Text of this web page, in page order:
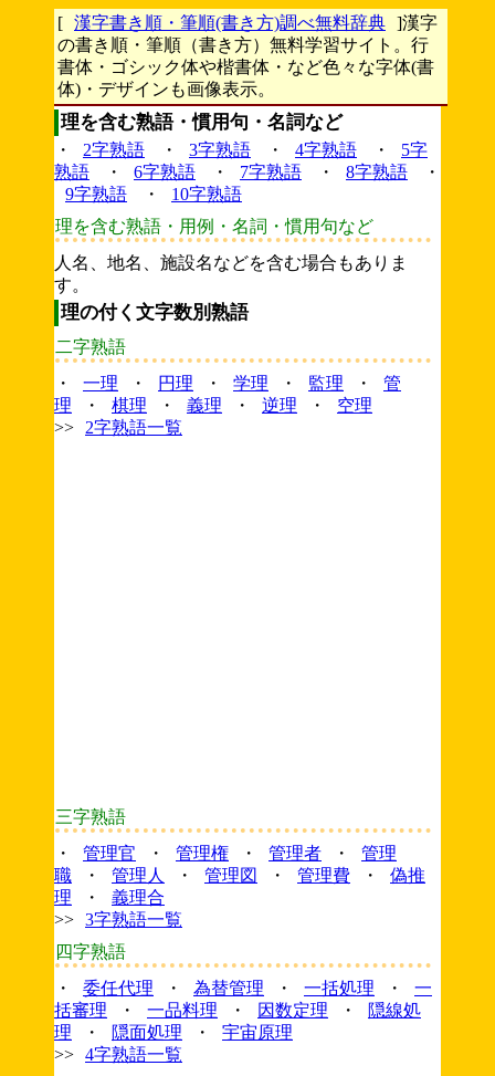
[ 漢字書き順・筆順(書き方)調べ無料辞典 ]漢字
の書き順・筆順（書き方）無料学習サイト。行
書体・ゴシック体や楷書体・など色々な字体(書
体)・デザインも画像表示。
理を含む熟語・慣用句・名詞など
・ 2字熟語 ・ 3字熟語 ・ 4字熟語 ・
5字
熟語
・ 6字熟語 ・ 7字熟語 ・ 8字熟語
・
9字熟語
・
10字熟語
理を含む熟語・用例・名詞・慣用句など
人名、地名、施設名などを含む場合もありま
す。
理の付く文字数別熟語
二字熟語
・
一理 ・ 円理 ・ 学理 ・ 監理 ・
管
理
・ 棋理 ・ 義理 ・ 逆理 ・
空理
>>
2字熟語一覧
三字熟語
・
管理官 ・ 管理権 ・ 管理者 ・
管理
職
・ 管理人 ・ 管理図 ・ 管理費 ・
偽推
理
・
義理合
>> 3字熟語一覧
四字熟語
・
委任代理 ・ 為替管理 ・ 一括処理 ・
一
括審理
・ 一品料理 ・ 因数定理 ・
隠線処
理
・ 隠面処理 ・
宇宙原理
>> 4字熟語一覧